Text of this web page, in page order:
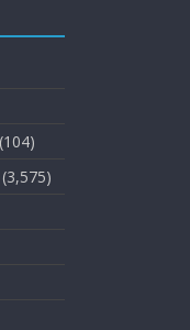
(104)
(3,575)